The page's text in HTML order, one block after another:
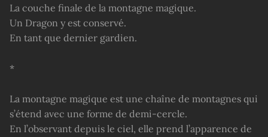
La couche finale de la montagne magique.
Un Dragon y est conservé.
En tant que dernier gardien.
*
La montagne magique est une chaîne de montagnes qui
s’étend avec une forme de demi-cercle.
En l’observant depuis le ciel, elle prend l’apparence de